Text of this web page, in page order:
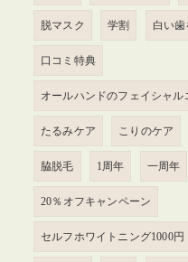
脱マスク 学割 白い
口コミ特典
オールハンドのフェイシャル
たるみケア こりのケア
脇脱毛 1周年 一周年
20％オフキャンペーン
セルフホワイトニング1000円